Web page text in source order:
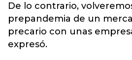
De lo contrario,
prepandemia de un
precario con unas
expresó.